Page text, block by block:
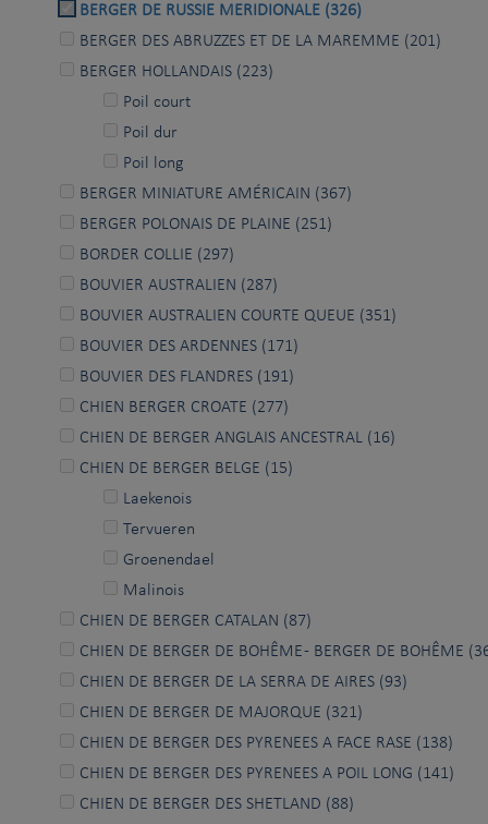
BERGER DE RUSSIE MERIDIONALE (326)
BERGER DES ABRUZZES ET DE LA MAREMME (201)
BERGER HOLLANDAIS (223)
Poil court
Poil dur
Poil long
BERGER MINIATURE AMÉRICAIN (367)
BERGER POLONAIS DE PLAINE (251)
BORDER COLLIE (297)
BOUVIER AUSTRALIEN (287)
BOUVIER AUSTRALIEN COURTE QUEUE (351)
BOUVIER DES ARDENNES (171)
BOUVIER DES FLANDRES (191)
CHIEN BERGER CROATE (277)
CHIEN DE BERGER ANGLAIS ANCESTRAL (16)
CHIEN DE BERGER BELGE (15)
Laekenois
Tervueren
Groenendael
Malinois
CHIEN DE BERGER CATALAN (87)
CHIEN DE BERGER DE BOHÊME - BERGER DE BOHÊME
CHIEN DE BERGER DE LA SERRA DE AIRES (93)
CHIEN DE BERGER DE MAJORQUE (321)
CHIEN DE BERGER DES PYRENEES A FACE RASE (138)
CHIEN DE BERGER DES PYRENEES A POIL LONG (141)
CHIEN DE BERGER DES SHETLAND (88)